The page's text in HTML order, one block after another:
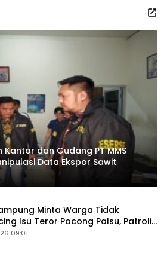
dan Gudang PT MMS
Data Ekspor Sawit
Minta Warga Tidak
Isu Teror Pocong Palsu, Patroli
Ditingkatkan
09:01